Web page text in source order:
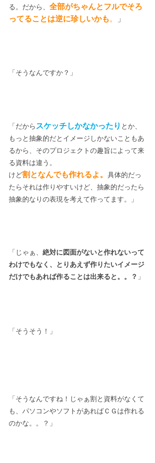
る。だから、 全部がちゃんとフルでそろ
ってることは逆に珍しいかも。 」
「そうなんですか？」
「だからスケッチしかなかったり とか、
もっと抽象的だとイメージしかないこともあ
るから、そのプロジェクトの趣旨によって来
る資料は違う。
けど割となんでも作れるよ。 具体的だっ
たらそれは作りやすいけど、抽象的だったら
抽象的なりの表現を考えて作ってます。」
「じゃぁ、 絶対に図面がないと作れないって
わけでもなく、とりあえず作りたいイメージ
だけでもあれば作ることは出来ると。。？ 」
「そうそう！」
「そうなんですね！じゃぁ割と資料がなくて
も、パソコンやソフトがあればＣＧは作れる
のかな。。？」